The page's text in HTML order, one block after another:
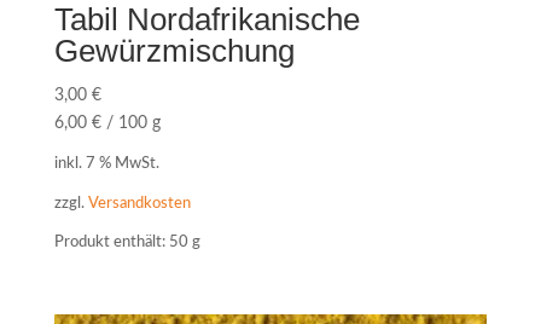
Tabil Nordafrikanische
Gewürzmischung
3,00 €
6,00 €/ 100 g
inkl. 7 % MwSt.
zzgl. Versandkosten
Produkt enthält: 50 g